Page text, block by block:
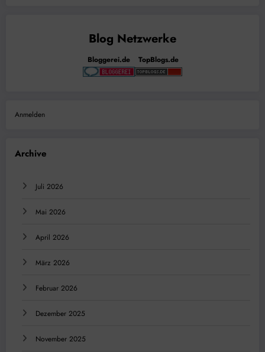
Bloggerei.de TopBlogs.de
Anmelden
Archive
Juli 2026
Mai 2026
April 2026
März 2026
Februar 2026
Dezember 2025
November 2025